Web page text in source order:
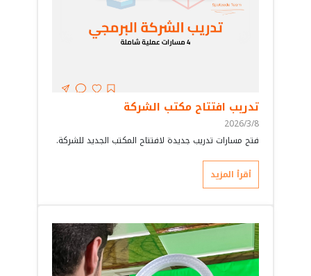
التواصل
خدمة الزبائن: services@spotcode.net
055 519 940 963+
دمشق, سوريا
Facebook
Linkedin
تدريب افتتاح مكتب الشركة
2026/3/8
فتح مسارات تدريب جديدة لافتتاح المكتب الجديد للشركة.
أقرأ المزيد